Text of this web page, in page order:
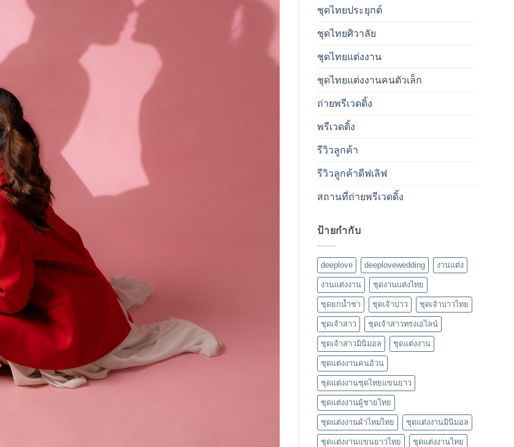
ชุดไทยประยุกต์
ชุดไทยศิวาลัย
ชุดไทยแต่งงาน
ชุดไทยแต่งงานคนตัวเล็ก
ถ่ายพรีเวดดิ้ง
พรีเวดดิ้ง
รีวิวลูกค้า
รีวิวลูกค้าดีฟเลิฟ
สถานที่ถ่ายพรีเวดดิ้ง
ป้ายกำกับ
deeplove deeplovewedding งานแต่ง
งานแต่งงาน ชุดงานแต่งไทย
ชุดยกน้ำชา ชุดเจ้าบ่าว ชุดเจ้าบ่าวไทย
ชุดเจ้าสาว ชุดเจ้าสาวทรงเอไลน์
ชุดเจ้าสาวมินิมอล ชุดแต่งงาน
ชุดแต่งงานคนอ้วน
ชุดแต่งงานชุดไทยแขนยาว
ชุดแต่งงานผู้ชายไทย
ชุดแต่งงานผ้าไหมไทย ชุดแต่งงานมินิมอล
ชุดแต่งงานแขนยาวไทย ชุดแต่งงานไทย